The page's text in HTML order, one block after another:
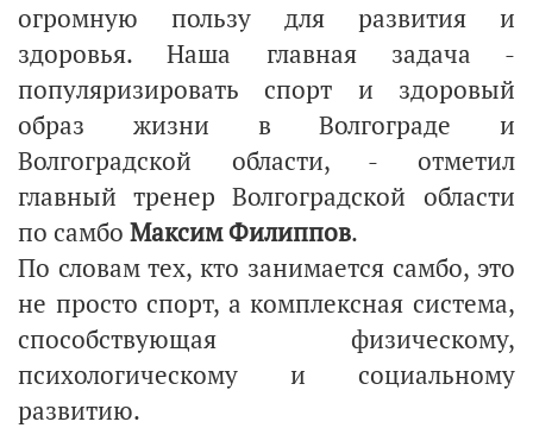
огромную пользу для развития и
здоровья. Наша главная задача -
популяризировать спорт и здоровый
образ жизни в Волгограде и
Волгоградской области, - отметил
главный тренер Волгоградской области
по самбо Максим Филиппов.
По словам тех, кто занимается самбо, это
не просто спорт, а комплексная система,
способствующая физическому,
психологическому и социальному
развитию.